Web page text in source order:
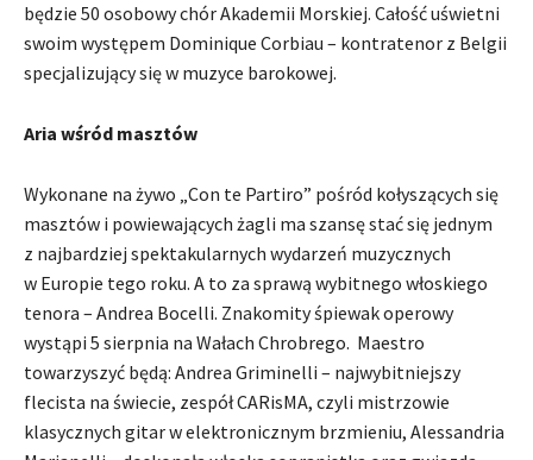
będzie 50 osobowy chór Akademii Morskiej. Całość uświetni
swoim występem Dominique Corbiau – kontratenor z Belgii
specjalizujący się w muzyce barokowej.
Aria wśród masztów
Wykonane na żywo „Con te Partiro” pośród kołyszących się
masztów i powiewających żagli ma szansę stać się jednym
z najbardziej spektakularnych wydarzeń muzycznych
w Europie tego roku. A to za sprawą wybitnego włoskiego
tenora – Andrea Bocelli. Znakomity śpiewak operowy
wystąpi 5 sierpnia na Wałach Chrobrego. Maestro
towarzyszyć będą: Andrea Griminelli – najwybitniejszy
flecista na świecie, zespół CARisMA, czyli mistrzowie
klasycznych gitar w elektronicznym brzmieniu, Alessandria